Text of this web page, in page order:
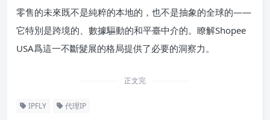
零售的未來既不是純粹的本地的，也不是抽象的全球的——
它特別是跨境的、數據驅動的和平臺中介的。瞭解Shopee
USA爲這一不斷髮展的格局提供了必要的洞察力。
正文完
IPFLY 代理IP